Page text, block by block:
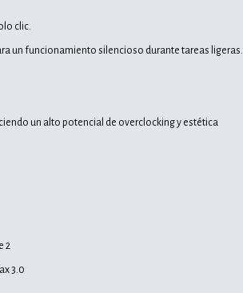
clic.
un funcionamiento silencioso durante tareas ligeras.
un alto potencial de overclocking y estética
2
3.0